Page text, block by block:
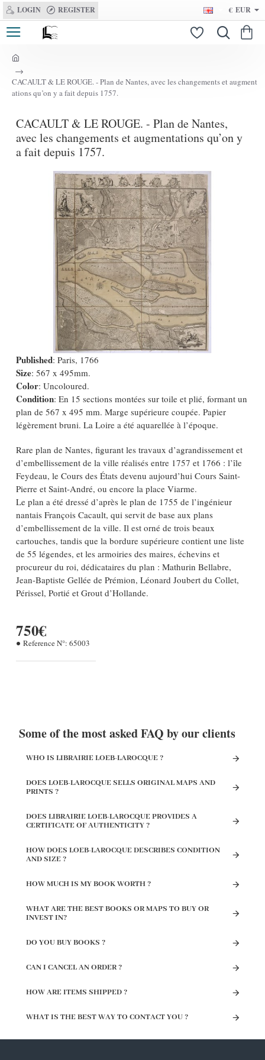
LOGIN REGISTER € EUR
o
m
e
CACAULT & LE ROUGE. - Plan de Nantes, avec les changements et augment
ations qu’on y a fait depuis 1757.
CACAULT & LE ROUGE. - Plan de Nantes,
avec les changements et augmentations qu’on y
a fait depuis 1757.
Published: Paris, 1766
Size: 567 x 495mm.
Color: Uncoloured.
Condition: En 15 sections montées sur toile et plié, formant un
plan de 567 x 495 mm. Marge supérieure coupée. Papier
légèrement bruni. La Loire a été aquarellée à l’époque.
Rare plan de Nantes, figurant les travaux d’agrandissement et
d’embellissement de la ville réalisés entre 1757 et 1766 : l’île
Feydeau, le Cours des États devenu aujourd’hui Cours Saint-
Pierre et Saint-André, ou encore la place Viarme.
Le plan a été dressé d’après le plan de 1755 de l’ingénieur
nantais François Cacault, qui servit de base aux plans
d’embellissement de la ville. Il est orné de trois beaux
cartouches, tandis que la bordure supérieure contient une liste
de 55 légendes, et les armoiries des maires, échevins et
procureur du roi, dédicataires du plan : Mathurin Bellabre,
Jean-Baptiste Gellée de Prémion, Léonard Joubert du Collet,
Périssel, Portié et Grout d’Hollande.
750€
Reference N°: 65003
Some of the most asked FAQ by our clients
WHO IS LIBRAIRIE LOEB-LAROCQUE ?
DOES LOEB-LAROCQUE SELLS ORIGINAL MAPS AND
PRINTS ?
DOES LIBRAIRIE LOEB-LAROCQUE PROVIDES A
CERTIFICATE OF AUTHENTICITY ?
HOW DOES LOEB-LAROCQUE DESCRIBES CONDITION
AND SIZE ?
HOW MUCH IS MY BOOK WORTH ?
WHAT ARE THE BEST BOOKS OR MAPS TO BUY OR
INVEST IN?
DO YOU BUY BOOKS ?
CAN I CANCEL AN ORDER ?
HOW ARE ITEMS SHIPPED ?
WHAT IS THE BEST WAY TO CONTACT YOU ?